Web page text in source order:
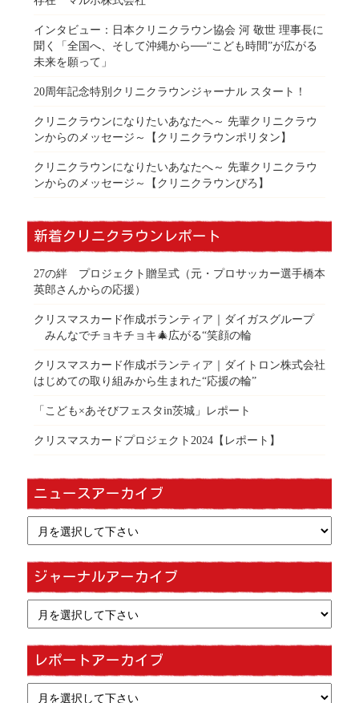
インタビュー：日本クリニクラウン協会 河 敬世 理事長に
聞く「全国へ、そして沖縄から──“こども時間”が広がる
未来を願って」
20周年記念特別クリニクラウンジャーナル スタート！
クリニクラウンになりたいあなたへ～ 先輩クリニクラウ
ンからのメッセージ～【クリニクラウンポリタン】
クリニクラウンになりたいあなたへ～ 先輩クリニクラウ
ンからのメッセージ～【クリニクラウンぴろ】
新着クリニクラウンレポート
27の絆 プロジェクト贈呈式（元・プロサッカー選手橋本
英郎さんからの応援）
クリスマスカード作成ボランティア｜ダイガスグループ
みんなでチョキチョキ🎄広がる“笑顔の輪
クリスマスカード作成ボランティア｜ダイトロン株式会社
はじめての取り組みから生まれた“応援の輪”
「こども×あそびフェスタin茨城」レポート
クリスマスカードプロジェクト2024【レポート】
ニュースアーカイブ
ジャーナルアーカイブ
レポートアーカイブ